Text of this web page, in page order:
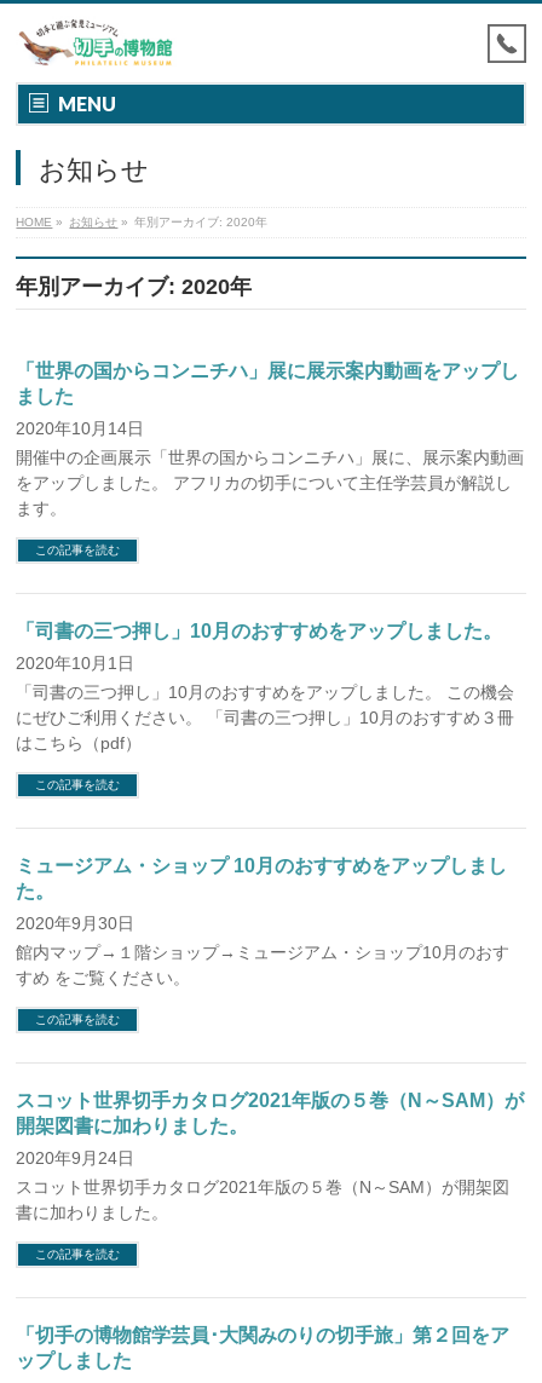
MENU
お知らせ
HOME » お知らせ » 年別アーカイブ: 2020年
年別アーカイブ: 2020年
「世界の国からコンニチハ」展に展示案内動画をアップし
ました
2020年10月14日
開催中の企画展示「世界の国からコンニチハ」展に、展示案内動画
をアップしました。 アフリカの切手について主任学芸員が解説し
ます。
この記事を読む
「司書の三つ押し」10月のおすすめをアップしました。
2020年10月1日
「司書の三つ押し」10月のおすすめをアップしました。 この機会
にぜひご利用ください。 「司書の三つ押し」10月のおすすめ３冊
はこちら（pdf）
この記事を読む
ミュージアム・ショップ 10月のおすすめをアップしまし
た。
2020年9月30日
館内マップ→１階ショップ→ミュージアム・ショップ10月のおす
すめ をご覧ください。
この記事を読む
スコット世界切手カタログ2021年版の５巻（N～SAM）が
開架図書に加わりました。
2020年9月24日
スコット世界切手カタログ2021年版の５巻（N～SAM）が開架図
書に加わりました。
この記事を読む
「切手の博物館学芸員･大関みのりの切手旅」第２回をア
ップしました